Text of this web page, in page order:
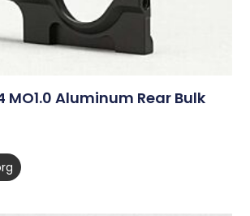
MO1.0 Aluminum Rear Bulk